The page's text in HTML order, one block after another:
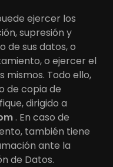
ejercer los
supresión y
de sus datos, o
o ejercer el
mismos. Todo ello,
de copia de
dirigido a
. En caso de
también tiene
ante la
de Datos.